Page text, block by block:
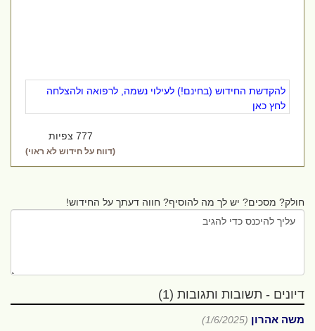
להקדשת החידוש (בחינם!) לעילוי נשמה, לרפואה ולהצלחה
לחץ כאן
777 צפיות
(דווח על חידוש לא ראוי)
חולק? מסכים? יש לך מה להוסיף? חווה דעתך על החידוש!
דיונים - תשובות ותגובות (1)
משה אהרון (1/6/2025)